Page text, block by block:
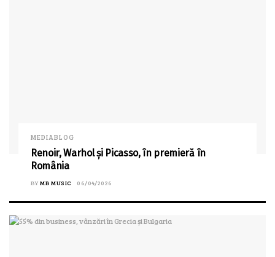
MEDIABLOG
Renoir, Warhol și Picasso, în premieră în
România
BY MB MUSIC 06/04/2026